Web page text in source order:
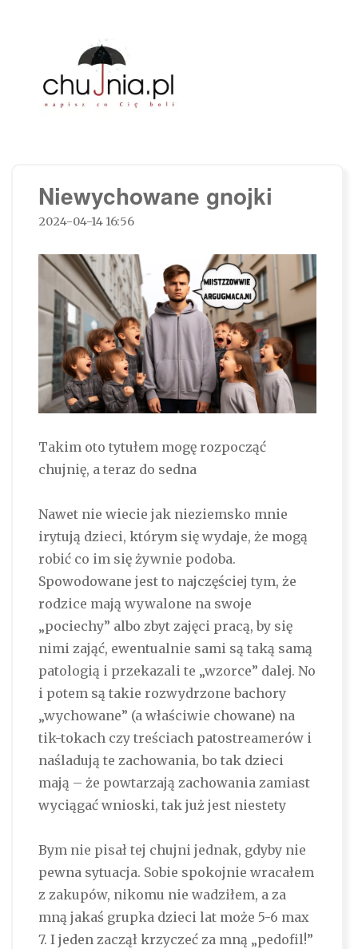
Niewychowane gnojki
2024-04-14 16:56
Takim oto tytułem mogę rozpocząć
chujnię, a teraz do sedna
Nawet nie wiecie jak nieziemsko mnie
irytują dzieci, którym się wydaje, że mogą
robić co im się żywnie podoba.
Spowodowane jest to najczęściej tym, że
rodzice mają wywalone na swoje
„pociechy” albo zbyt zajęci pracą, by się
nimi zająć, ewentualnie sami są taką samą
patologią i przekazali te „wzorce” dalej. No
i potem są takie rozwydrzone bachory
„wychowane” (a właściwie chowane) na
tik-tokach czy treściach patostreamerów i
naśladują te zachowania, bo tak dzieci
mają – że powtarzają zachowania zamiast
wyciągać wnioski, tak już jest niestety
Bym nie pisał tej chujni jednak, gdyby nie
pewna sytuacja. Sobie spokojnie wracałem
z zakupów, nikomu nie wadziłem, a za
mną jakaś grupka dzieci lat może 5-6 max
7. I jeden zaczął krzyczeć za mną „pedofil!”